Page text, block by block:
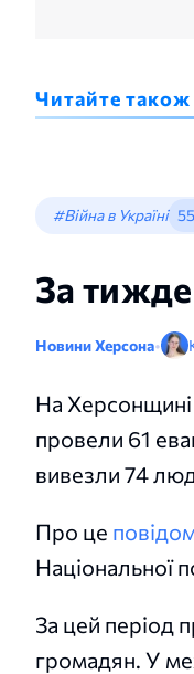
Читайте також
#Війна в Україні
За
Новини Херсона•
На Херсонщині
провели 61
вивезли 74
Про це
Національної
За цей період
громадян. У